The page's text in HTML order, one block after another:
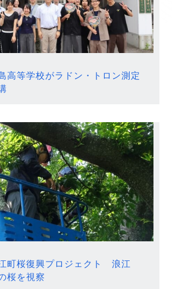
高等学校がラドン・トロン測定
町桜復興プロジェクト 浪江
桜を視察